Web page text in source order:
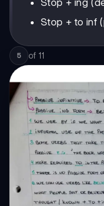
Stop + ing
Stop + to inf
5 of 11